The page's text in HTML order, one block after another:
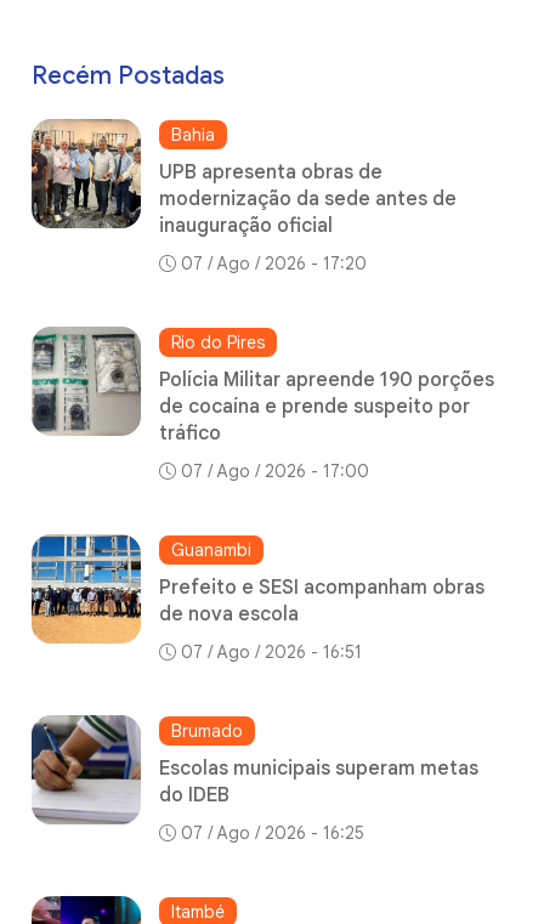
Recém Postadas
Bahia
UPB apresenta obras de
modernização da sede antes de
inauguração oficial
07 / Ago / 2026 - 17:20
Rio do Pires
Polícia Militar apreende 190 porções
de cocaína e prende suspeito por
tráfico
07 / Ago / 2026 - 17:00
Guanambi
Prefeito e SESI acompanham obras
de nova escola
07 / Ago / 2026 - 16:51
Brumado
Escolas municipais superam metas
do IDEB
07 / Ago / 2026 - 16:25
Itambé